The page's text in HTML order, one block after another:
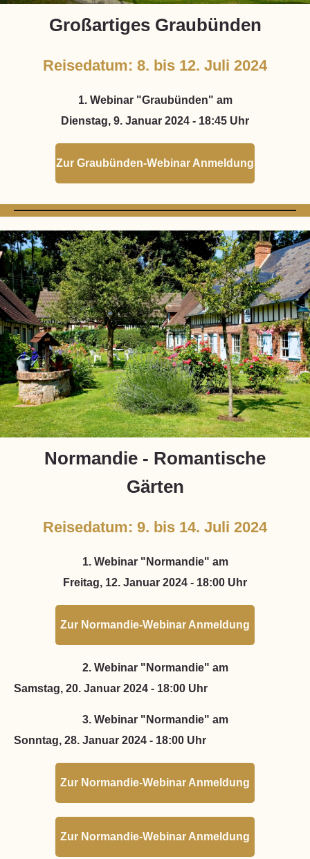
Großartiges Graubünden
Reisedatum: 8. bis 12. Juli 2024
1. Webinar "Graubünden" am
Dienstag, 9. Januar 2024 - 18:45 Uhr
Zur Graubünden-Webinar Anmeldung
Normandie - Romantische
Gärten
Reisedatum: 9. bis 14. Juli 2024
1. Webinar "Normandie" am
Freitag, 12. Januar 2024 - 18:00 Uhr
Zur Normandie-Webinar Anmeldung
2. Webinar "Normandie" am
Samstag, 20. Januar 2024 - 18:00 Uhr
3. Webinar "Normandie" am
Sonntag, 28. Januar 2024 - 18:00 Uhr
Zur Normandie-Webinar Anmeldung
Zur Normandie-Webinar Anmeldung